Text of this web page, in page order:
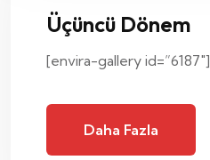
Üçüncü Dönem
[envira-gallery id=”6187″]
Daha Fazla